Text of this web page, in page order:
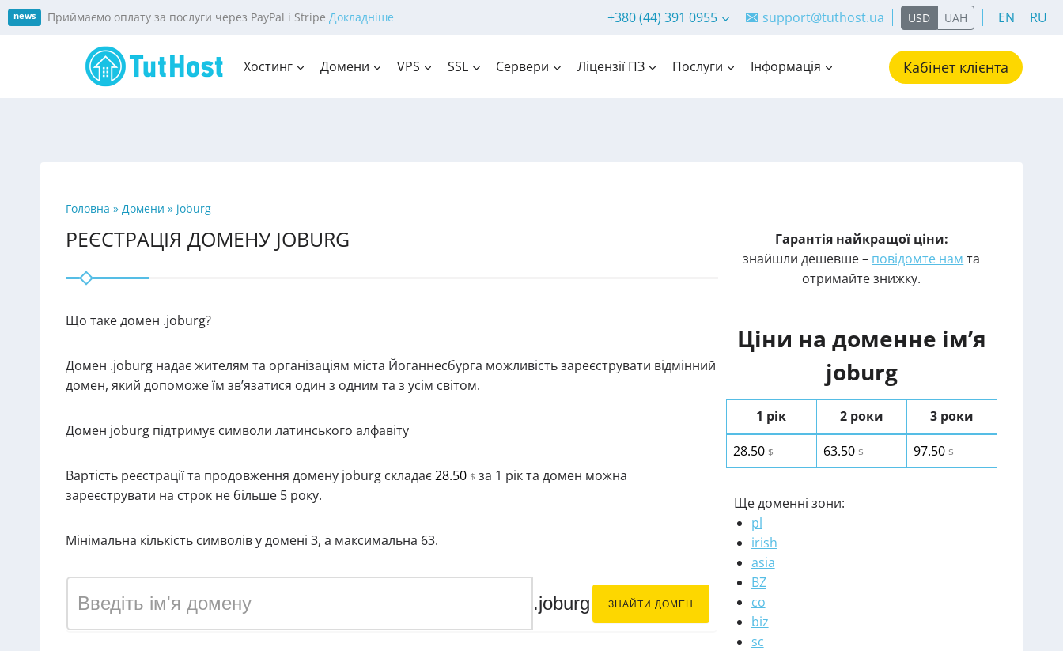
Skip
to
news Приймаємо оплату за послуги через PayPal і Stripe Докладніше +380 (44) 391 0955 support@tuthost.ua USD UAH EN RU
Хостинг Домени VPS SSL Сервери Ліцензії ПЗ Послуги Інформація Кабінет клієнта
Головна » Домени » joburg
РЕЄСТРАЦІЯ ДОМЕНУ JOBURG
Що таке домен .joburg?
Домен .joburg надає жителям та організаціям міста Йоганнесбурга можливість зареєструвати відмінний
домен, який допоможе їм зв’язатися один з одним та з усім світом.
Домен joburg підтримує символи латинського алфавіту
Вартість реєстрації та продовження домену joburg складає28.50 $ за 1 рік та домен можна
зареєструвати на строк не більше 5 року.
Мінімальна кількість символів у домені 3, а максимальна 63.
.joburg ЗНАЙТИ ДОМЕН
Гарантія найкращої ціни:
знайшли дешевше – повідомте нам та
отримайте знижку.
Ціни на доменне ім’я
joburg
1 рік 2 роки
3 роки
28.50 $ 63.50 $ 97.50 $
Ще доменні зони:
pl
irish
asia
BZ
co
biz
sc